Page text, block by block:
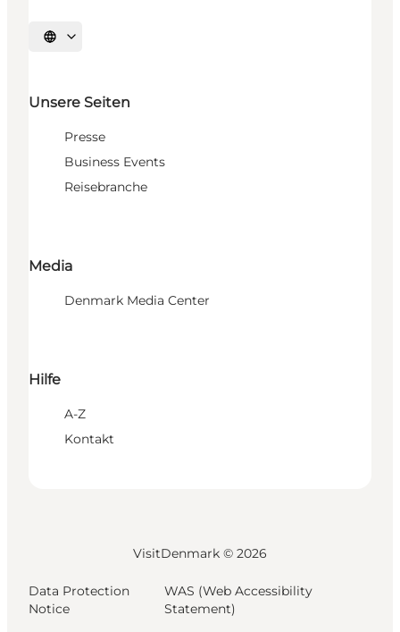
Sprache auswählen
Unsere Seiten
Presse
Business Events
Reisebranche
Media
Denmark Media Center
Hilfe
A-Z
Kontakt
VisitDenmark © 2026
Data Protection
Notice
WAS (Web Accessibility
Statement)